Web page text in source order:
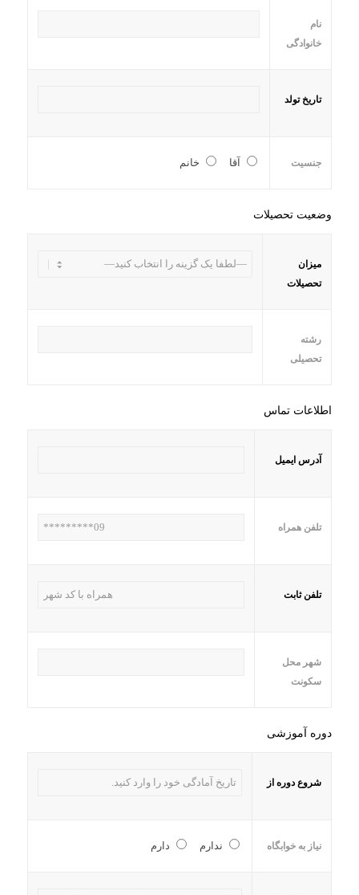
نام
خانوادگی
تاریخ تولد
جنسیت آقا خانم
وضعیت تحصیلات
میزان
تحصیلات
رشته
تحصیلی
اطلاعات تماس
آدرس ایمیل
تلفن همراه
تلفن ثابت
شهر محل
سکونت
دوره آموزشی
شروع دوره از
نیاز به خوابگاه ندارم دارم